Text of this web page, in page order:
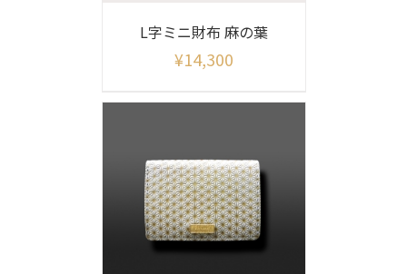
L字ミニ財布 麻の葉
¥14,300